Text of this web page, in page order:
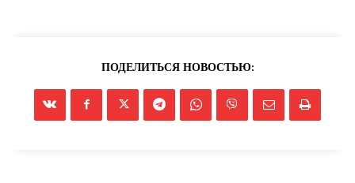
ПОДЕЛИТЬСЯ НОВОСТЬЮ: